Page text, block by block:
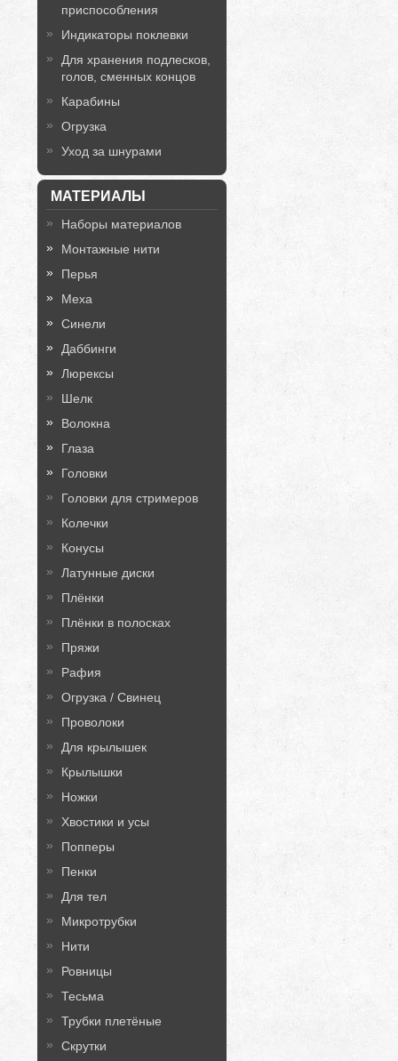
приспособления
Индикаторы поклевки
Для хранения подлесков,
голов, сменных концов
Карабины
Огрузка
Уход за шнурами
МАТЕРИАЛЫ
Наборы материалов
Монтажные нити
Перья
Меха
Синели
Даббинги
Люрексы
Шелк
Волокна
Глаза
Головки
Головки для стримеров
Колечки
Конусы
Латунные диски
Плёнки
Плёнки в полосках
Пряжи
Рафия
Огрузка / Свинец
Проволоки
Для крылышек
Крылышки
Ножки
Хвостики и усы
Попперы
Пенки
Для тел
Микротрубки
Нити
Ровницы
Тесьма
Трубки плетёные
Скрутки